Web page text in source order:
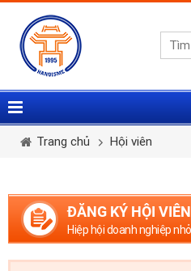
Tên tài khoản *
ĐĂNG
Vui lòng gửi mail. Chúng
khẩu mới qua
LẤY LẠI
Họ và tên *
Tài khoản *
Trang chủ Hội viên
ĐĂNG KÝ HỘI VIÊN
Hiệp hội doanh nghiệp